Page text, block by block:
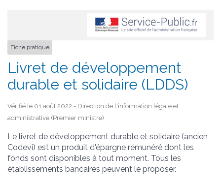
Fiche pratique
Livret de développement
durable et solidaire (LDDS)
Vérifié le 01 août 2022 - Direction de l'information légale et
administrative (Premier ministre)
Le livret de développement durable et solidaire (ancien
Codevi) est un produit d'épargne rémunéré dont les
fonds sont disponibles à tout moment. Tous les
établissements bancaires peuvent le proposer.